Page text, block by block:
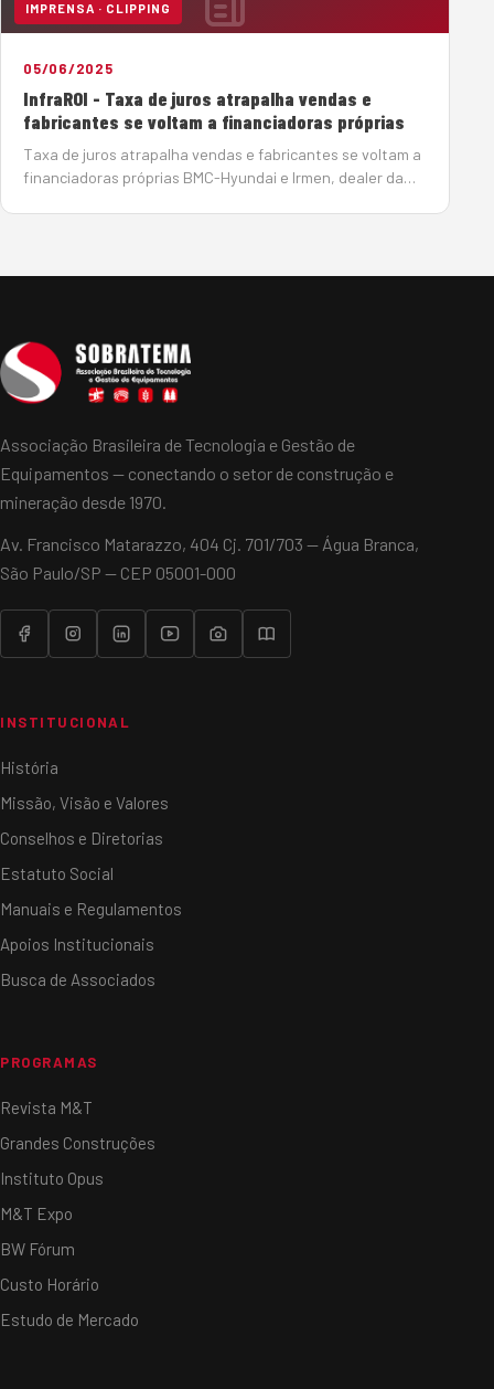
IMPRENSA · CLIPPING
05/06/2025
InfraROI - Taxa de juros atrapalha vendas e
fabricantes se voltam a financiadoras próprias
Taxa de juros atrapalha vendas e fabricantes se voltam a
financiadoras próprias BMC-Hyundai e Irmen, dealer da
Associação Brasileira de Tecnologia e Gestão de
Equipamentos — conectando o setor de construção e
mineração desde 1970.
Av. Francisco Matarazzo, 404 Cj. 701/703 — Água Branca,
São Paulo/SP — CEP 05001-000
INSTITUCIONAL
História
Missão, Visão e Valores
Conselhos e Diretorias
Estatuto Social
Manuais e Regulamentos
Apoios Institucionais
Busca de Associados
PROGRAMAS
Revista M&T
Grandes Construções
Instituto Opus
M&T Expo
BW Fórum
Custo Horário
Estudo de Mercado